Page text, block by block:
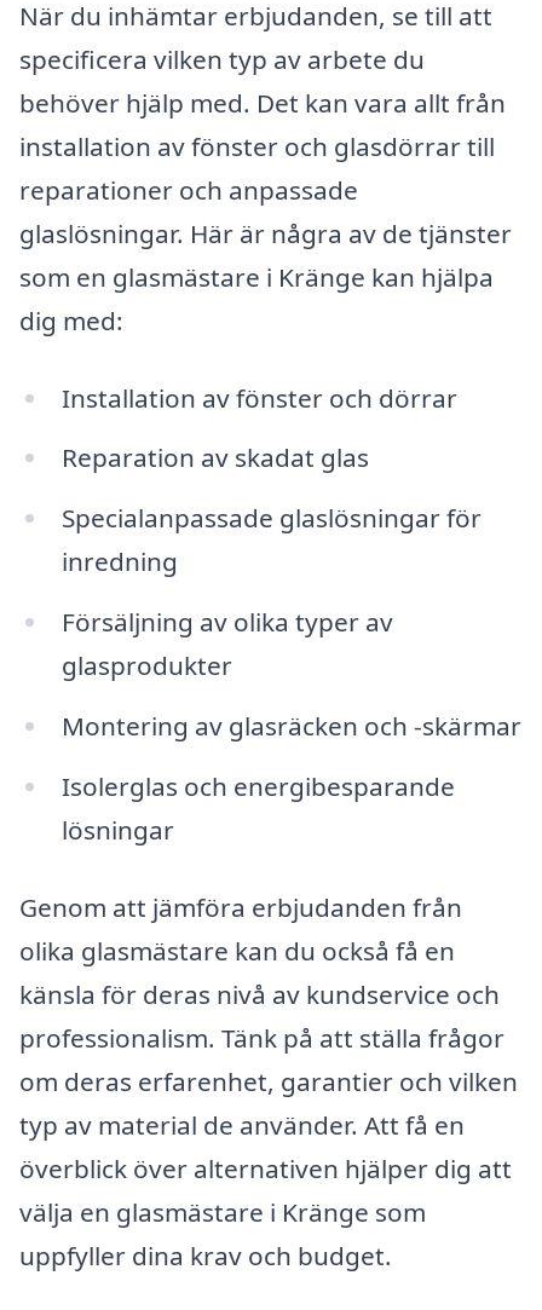
När du inhämtar erbjudanden, se till att
specificera vilken typ av arbete du
behöver hjälp med. Det kan vara allt från
installation av fönster och glasdörrar till
reparationer och anpassade
glaslösningar. Här är några av de tjänster
som en glasmästare i Kränge kan hjälpa
dig med:
Installation av fönster och dörrar
Reparation av skadat glas
Specialanpassade glaslösningar för
inredning
Försäljning av olika typer av
glasprodukter
Montering av glasräcken och -skärmar
Isolerglas och energibesparande
lösningar
Genom att jämföra erbjudanden från
olika glasmästare kan du också få en
känsla för deras nivå av kundservice och
professionalism. Tänk på att ställa frågor
om deras erfarenhet, garantier och vilken
typ av material de använder. Att få en
överblick över alternativen hjälper dig att
välja en glasmästare i Kränge som
uppfyller dina krav och budget.